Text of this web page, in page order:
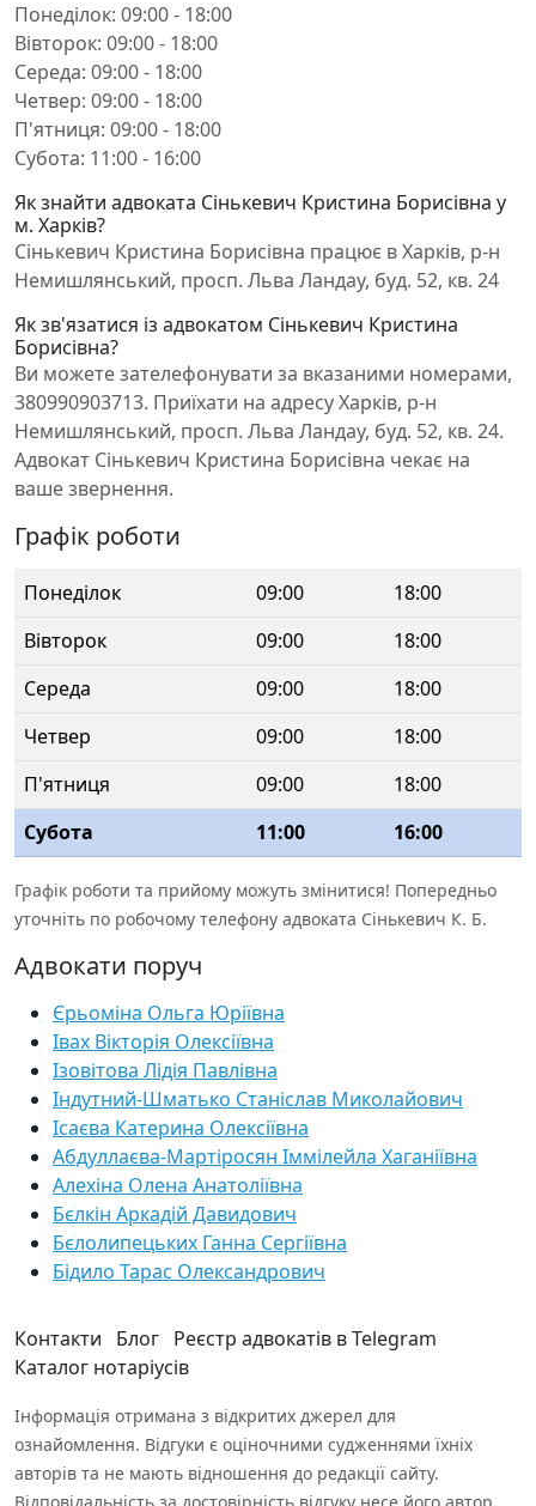
Понеділок: 09:00 - 18:00
Вівторок: 09:00 - 18:00
Середа: 09:00 - 18:00
Четвер: 09:00 - 18:00
П'ятниця: 09:00 - 18:00
Субота: 11:00 - 16:00
Як знайти адвоката Сінькевич Кристина Борисівна у
м. Харків?
Сінькевич Кристина Борисівна працює в Харків, р-н
Немишлянський, просп. Льва Ландау, буд. 52, кв. 24
Як зв'язатися із адвокатом Сінькевич Кристина
Борисівна?
Ви можете зателефонувати за вказаними номерами,
380990903713. Приїхати на адресу Харків, р-н
Немишлянський, просп. Льва Ландау, буд. 52, кв. 24.
Адвокат Сінькевич Кристина Борисівна чекає на
ваше звернення.
Графік роботи
Понеділок 09:00
18:00
Вівторок
09:00
18:00
Середа
09:00
18:00
Четвер
09:00
18:00
П'ятниця
09:00
18:00
Субота
11:00 16:00
Графік роботи та прийому можуть змінитися! Попередньо
уточніть по робочому телефону адвоката Сінькевич К. Б.
Адвокати поруч
Єрьоміна Ольга Юріївна
Івах Вікторія Олексіївна
Ізовітова Лідія Павлівна
Індутний-Шматько Станіслав Миколайович
Ісаєва Катерина Олексіївна
Абдуллаєва-Мартіросян Іммілейла Хаганіївна
Алехіна Олена Анатоліївна
Бєлкін Аркадій Давидович
Бєлолипецьких Ганна Сергіївна
Бідило Тарас Олександрович
Контакти Блог Реєстр адвокатів в Telegram
Каталог нотаріусів
Інформація отримана з відкритих джерел для
ознайомлення. Відгуки є оціночними судженнями їхніх
авторів та не мають відношення до редакції сайту.